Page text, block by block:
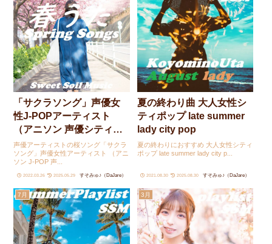
「サクラソング」声優女
性J-POPアーティスト
（アニソン 声優シティポ
ップなど）
声優アーティストの桜ソング「サクラ
ソング」声優女性アーティスト （アニ
ソン J-POP 声...
2022.03.26 2025.05.29 すそみゅ♪（DaJare）
夏の終わり曲 大人女性シ
ティポップ late summer
lady city pop
夏の終わりにおすすめ 大人女性シティ
ポップ late summer lady city p...
2021.08.30 2025.08.30 すそみゅ♪（DaJare）
7月 3月